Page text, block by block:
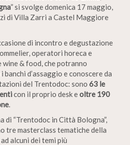
” si svolge domenica 17 maggio,
di Villa Zarri a Castel Maggiore
di incontro e degustazione
operatori horeca e
& food, che potranno
d’assaggio e conoscere da
del Trentodoc: sono 63 le
con il proprio desk eoltre 190
.
di “Trentodoc in Città Bologna”,
tre masterclass tematiche della
alcuni dei temi più